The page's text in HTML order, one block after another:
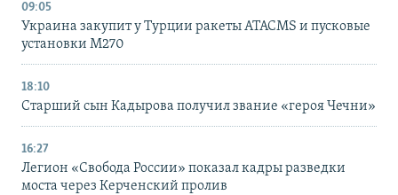
09:05
Украина закупит у Турции ракеты ATACMS и пусковые
установки M270
18:10
Старший сын Кадырова получил звание «героя Чечни»
16:27
Легион «Свобода России» показал кадры разведки
моста через Керченский пролив